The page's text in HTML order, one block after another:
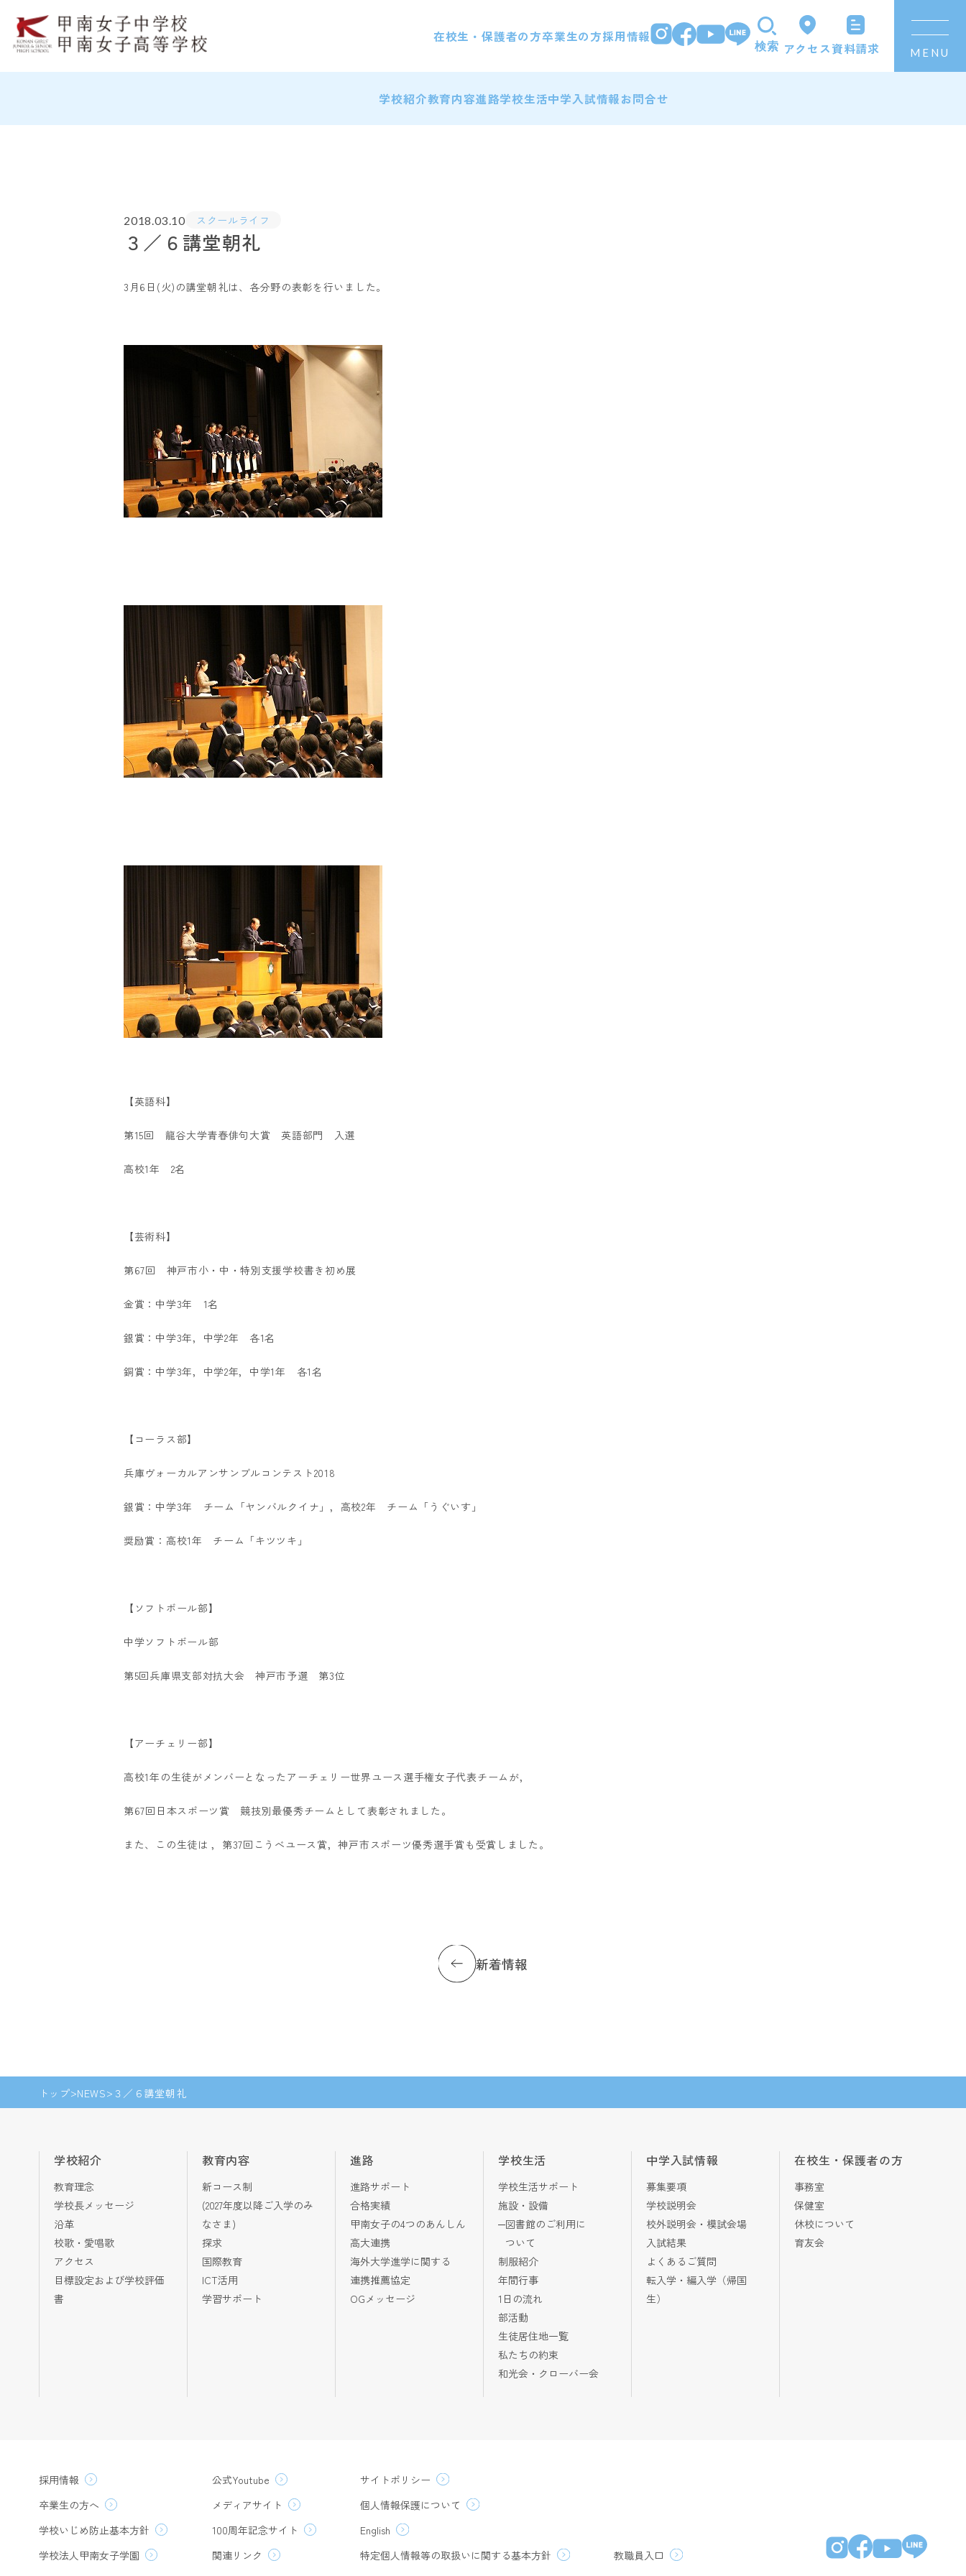
在校生・保護者の方卒業生の方採用情報
検索 アクセス資料請求 MENU
学校紹介教育内容進路学校生活中学入試情報お問合せ
2018.03.10 スクールライフ
３／６講堂朝礼
3月6日(火)の講堂朝礼は、各分野の表彰を行いました。
【英語科】
第15回 龍谷大学青春俳句大賞 英語部門 入選
高校1年 2名
【芸術科】
第67回 神戸市小・中・特別支援学校書き初め展
金賞：中学3年 1名
銀賞：中学3年，中学2年 各1名
銅賞：中学3年，中学2年，中学1年 各1名
【コーラス部】
兵庫ヴォーカルアンサンブルコンテスト2018
銀賞：中学3年 チーム「ヤンバルクイナ」，高校2年 チーム「うぐいす」
奨励賞：高校1年 チーム「キツツキ」
【ソフトボール部】
中学ソフトボール部
第5回兵庫県支部対抗大会 神戸市予選 第3位
【アーチェリー部】
高校1年の生徒がメンバーとなったアーチェリー世界ユース選手権女子代表チームが，
第67回日本スポーツ賞 競技別最優秀チームとして表彰されました。
また、この生徒は ，第37回こうべユース賞，神戸市スポーツ優秀選手賞も受賞しました。
新着情報
トップ NEWS ３／６講堂朝礼
学校紹介
教育理念
学校長メッセージ
沿革
校歌・愛唱歌
アクセス
目標設定および学校評価
書
教育内容
新コース制
(2027年度以降ご入学のみ
なさま)
探求
国際教育
ICT活用
学習サポート
進路
進路サポート
合格実績
甲南女子の4つのあんしん
高大連携
海外大学進学に関する
連携推薦協定
OGメッセージ
学校生活
学校生活サポート
施設・設備
図書館のご利用に
ついて
制服紹介
年間行事
1日の流れ
部活動
生徒居住地一覧
私たちの約束
和光会・クローバー会
中学入試情報
募集要項
学校説明会
校外説明会・模試会場
入試結果
よくあるご質問
転入学・編入学（帰国
生）
在校生・保護者の方
事務室
保健室
休校について
育友会
採用情報 公式Youtube
サイトポリシー
卒業生の方へ
メディアサイト
個人情報保護について
学校いじめ防止基本方針
100周年記念サイト
English
学校法人甲南女子学園
関連リンク 特定個人情報等の取扱いに関する基本方針 教職員入口